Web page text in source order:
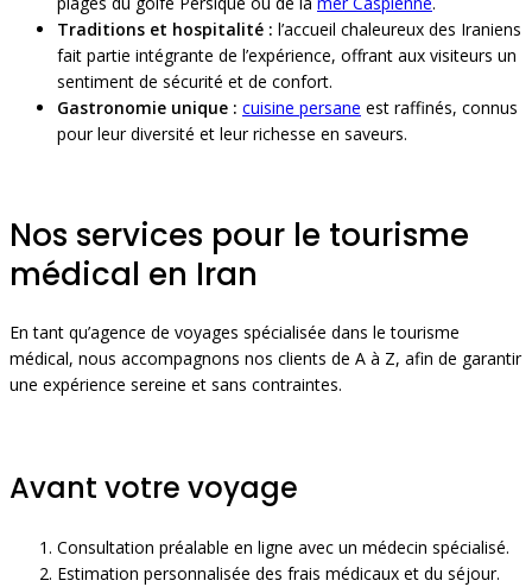
Traditions et hospitalité : l’accueil chaleureux des Iraniens
fait partie intégrante de l’expérience, offrant aux visiteurs un
sentiment de sécurité et de confort.
Gastronomie unique : cuisine persane est raffinés, connus
pour leur diversité et leur richesse en saveurs.
Nos services pour le tourisme
médical en Iran
En tant qu’agence de voyages spécialisée dans le tourisme
médical, nous accompagnons nos clients de A à Z, afin de garantir
une expérience sereine et sans contraintes.
Avant votre voyage
Consultation préalable en ligne avec un médecin spécialisé.
Estimation personnalisée des frais médicaux et du séjour.